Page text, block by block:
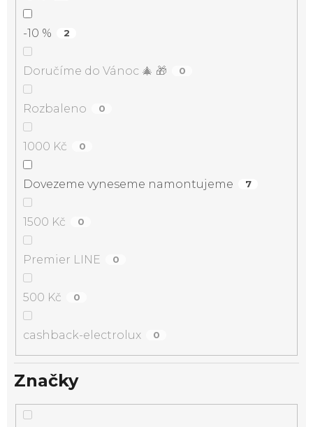
-10 % 2
Doručíme do Vánoc 🎄 🎁 0
Rozbaleno 0
1000 Kč 0
Dovezeme vyneseme namontujeme 7
1500 Kč 0
Premier LINE 0
500 Kč 0
cashback-electrolux 0
Značky